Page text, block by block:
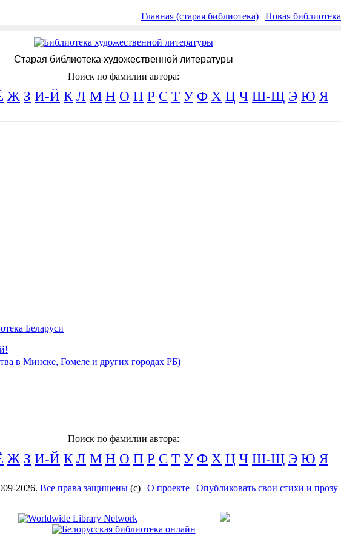
Главная (старая библиотека) | Новая библиотека
Старая библиотека художественной литературы
Поиск по фамилии автора:
Ж З И-Й К Л М Н О П Р С Т У Ф Х Ц Ч Ш-Щ Э Ю Я
Беларуси
в Минске, Гомеле и других городах РБ)
Поиск по фамилии автора:
Ж З И-Й К Л М Н О П Р С Т У Ф Х Ц Ч Ш-Щ Э Ю Я
2026. Все права защищены(с) | О проекте| Опубликовать свои стихи и прозу